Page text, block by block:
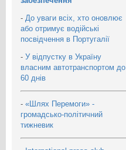
- До уваги всіх, хто оновлює
або отримує водійські
посвідчення в Португалії
- У відпустку в Україну
власним автотранспортом до
60 днів
- «Шлях Перемоги» -
громадсько-політичний
тижневик